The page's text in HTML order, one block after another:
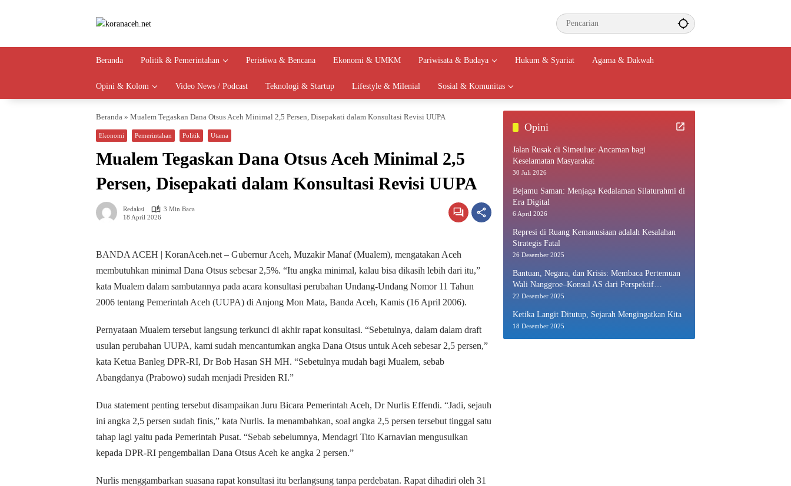
Beranda Politik & Pemerintahan Peristiwa & Bencana Ekonomi & UMKM Pariwisata & Budaya Hukum & Syariat Agama & Dakwah
Opini & Kolom Video News / Podcast Teknologi & Startup Lifestyle & Milenial Sosial & Komunitas
Beranda » Mualem Tegaskan Dana Otsus Aceh Minimal 2,5 Persen, Disepakati dalam Konsultasi Revisi UUPA
Ekonomi Pemerintahan Politik Utama
Mualem Tegaskan Dana Otsus Aceh Minimal 2,5
Persen, Disepakati dalam Konsultasi Revisi UUPA
Redaksi
3 Min Baca
18 April 2026
BANDA ACEH | KoranAceh.net – Gubernur Aceh, Muzakir Manaf (Mualem), mengatakan Aceh
membutuhkan minimal Dana Otsus sebesar 2,5%. “Itu angka minimal, kalau bisa dikasih lebih dari itu,”
kata Mualem dalam sambutannya pada acara konsultasi perubahan Undang-Undang Nomor 11 Tahun
2006 tentang Pemerintah Aceh (UUPA) di Anjong Mon Mata, Banda Aceh, Kamis (16 April 2006).
Pernyataan Mualem tersebut langsung terkunci di akhir rapat konsultasi. “Sebetulnya, dalam dalam draft
usulan perubahan UUPA, kami sudah mencantumkan angka Dana Otsus untuk Aceh sebesar 2,5 persen,”
kata Ketua Banleg DPR-RI, Dr Bob Hasan SH MH. “Sebetulnya mudah bagi Mualem, sebab
Abangdanya (Prabowo) sudah menjadi Presiden RI.”
Dua statement penting tersebut disampaikan Juru Bicara Pemerintah Aceh, Dr Nurlis Effendi. “Jadi, sejauh
ini angka 2,5 persen sudah finis,” kata Nurlis. Ia menambahkan, soal angka 2,5 persen tersebut tinggal satu
tahap lagi yaitu pada Pemerintah Pusat. “Sebab sebelumnya, Mendagri Tito Karnavian mengusulkan
kepada DPR-RI pengembalian Dana Otsus Aceh ke angka 2 persen.”
Nurlis menggambarkan suasana rapat konsultasi itu berlangsung tanpa perdebatan. Rapat dihadiri oleh 31
Opini
Jalan Rusak di Simeulue: Ancaman bagi
Keselamatan Masyarakat
30 Juli 2026
Bejamu Saman: Menjaga Kedalaman Silaturahmi di
Era Digital
6 April 2026
Represi di Ruang Kemanusiaan adalah Kesalahan
Strategis Fatal
26 Desember 2025
Bantuan, Negara, dan Krisis: Membaca Pertemuan
Wali Nanggroe–Konsul AS dari Perspektif
Ekonomi Politik
22 Desember 2025
Ketika Langit Ditutup, Sejarah Mengingatkan Kita
18 Desember 2025